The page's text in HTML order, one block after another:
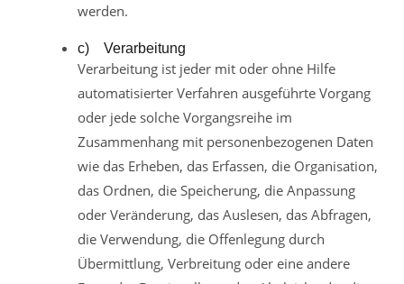
werden.
c) Verarbeitung
Verarbeitung ist jeder mit oder ohne Hilfe
automatisierter Verfahren ausgeführte Vorgang
oder jede solche Vorgangsreihe im
Zusammenhang mit personenbezogenen Daten
wie das Erheben, das Erfassen, die Organisation,
das Ordnen, die Speicherung, die Anpassung
oder Veränderung, das Auslesen, das Abfragen,
die Verwendung, die Offenlegung durch
Übermittlung, Verbreitung oder eine andere